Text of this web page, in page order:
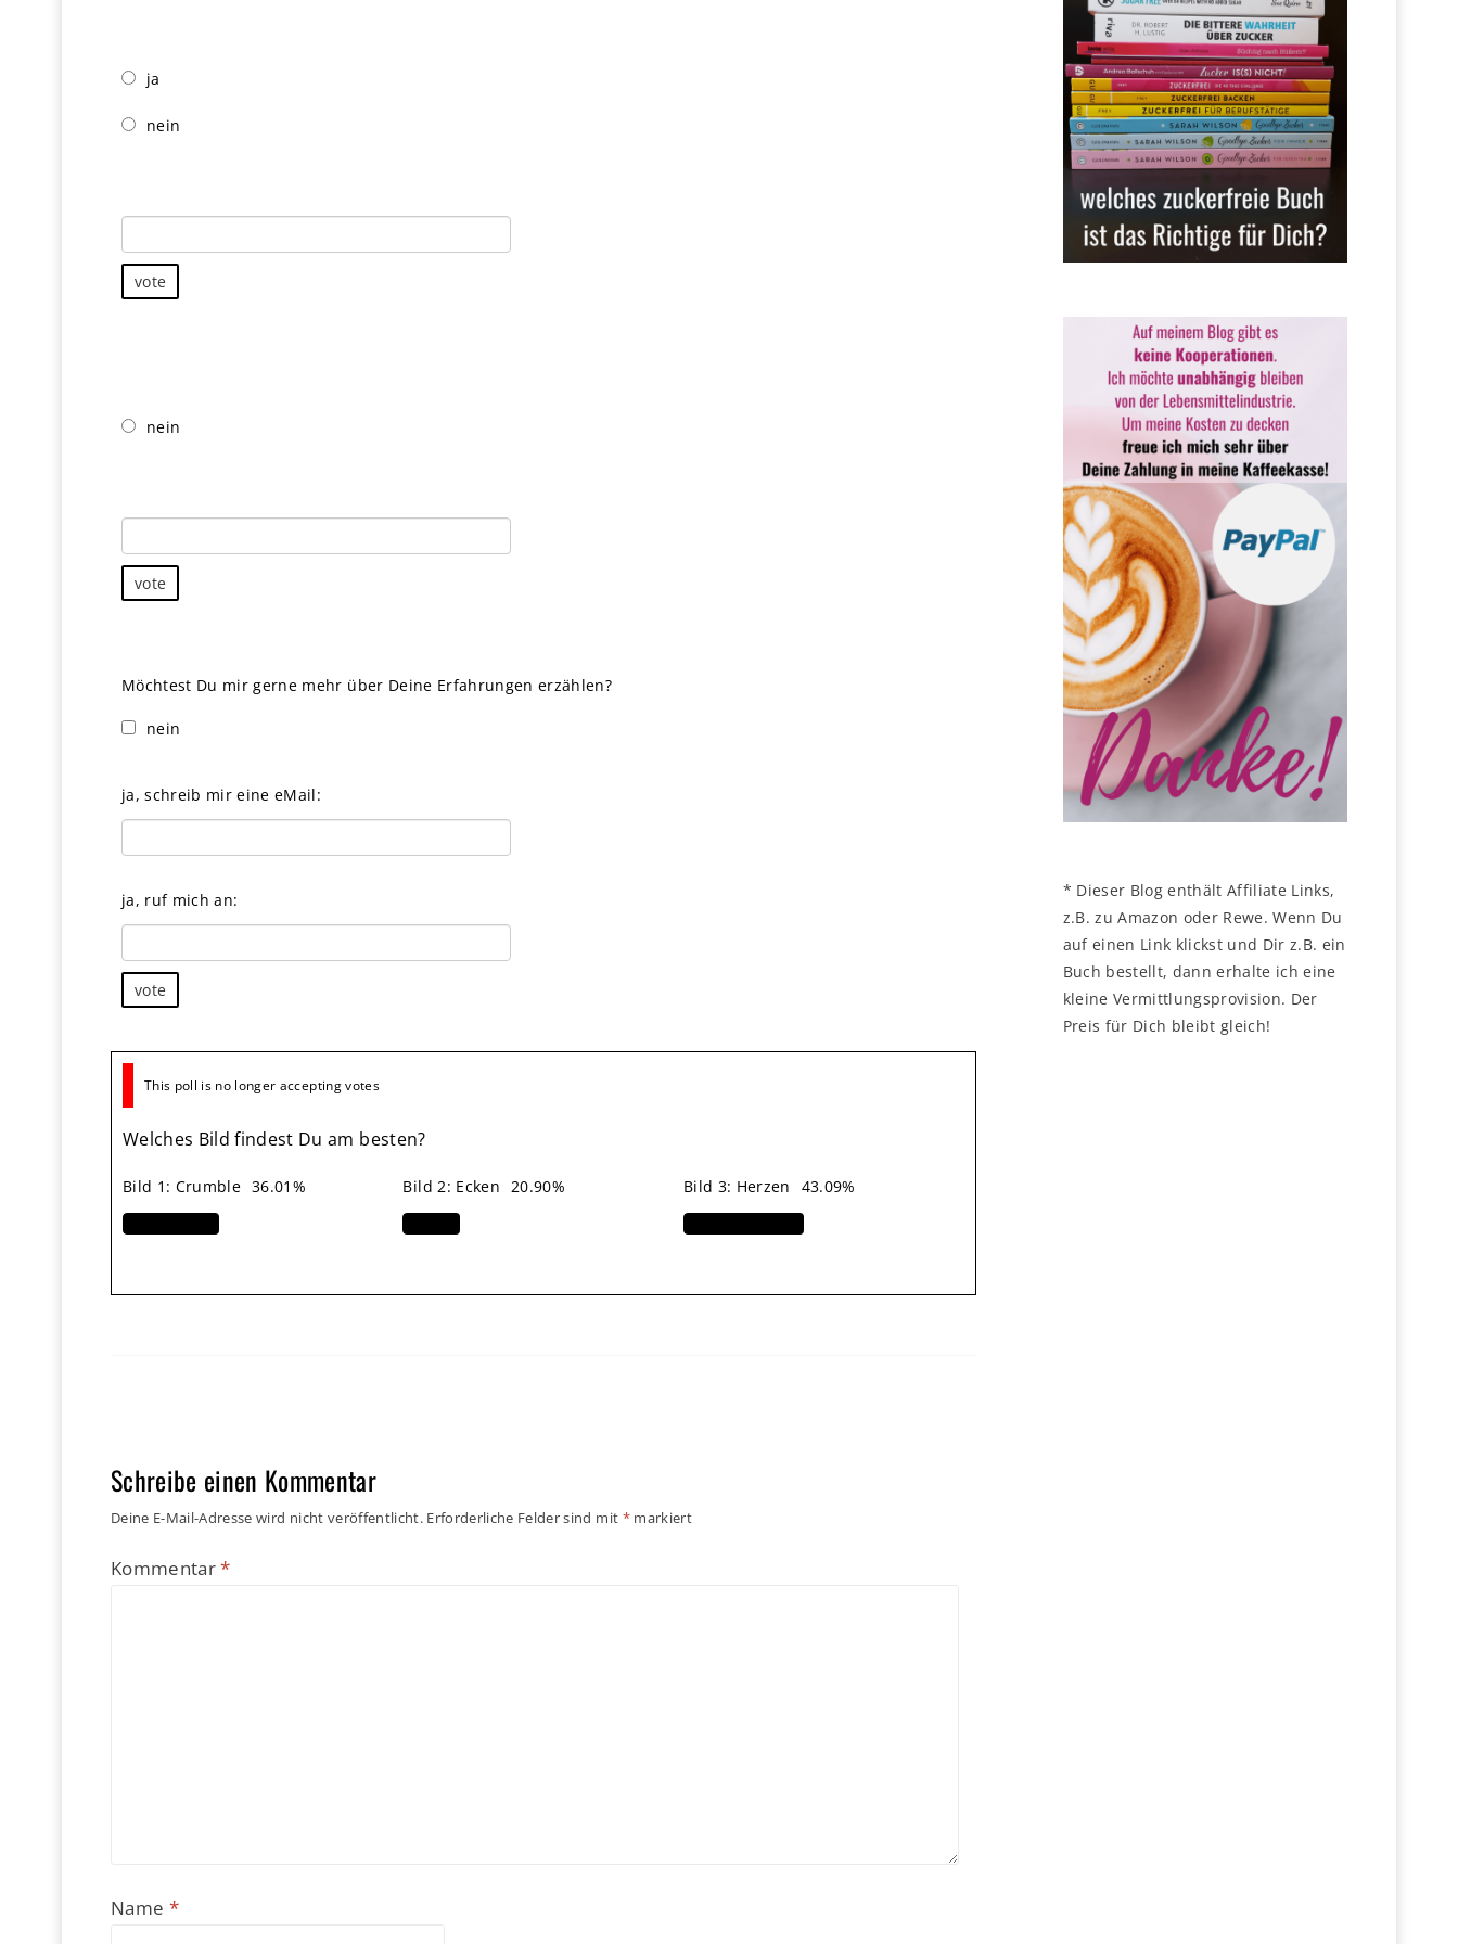
ja
nein
vote
nein
vote
Möchtest Du mir gerne mehr über Deine Erfahrungen erzählen?
nein
ja, schreib mir eine eMail:
ja, ruf mich an:
vote
This poll is no longer accepting votes
Welches Bild findest Du am besten?
Bild 1: Crumble 36.01% Bild 2: Ecken 20.90% Bild 3: Herzen 43.09%
Schreibe einen Kommentar
Deine E-Mail-Adresse wird nicht veröffentlicht. Erforderliche Felder sind mit *markiert
Kommentar*
Name *
* Dieser Blog enthält Affiliate Links,
z.B. zu Amazon oder Rewe. Wenn Du
auf einen Link klickst und Dir z.B. ein
Buch bestellt, dann erhalte ich eine
kleine Vermittlungsprovision. Der
Preis für Dich bleibt gleich!